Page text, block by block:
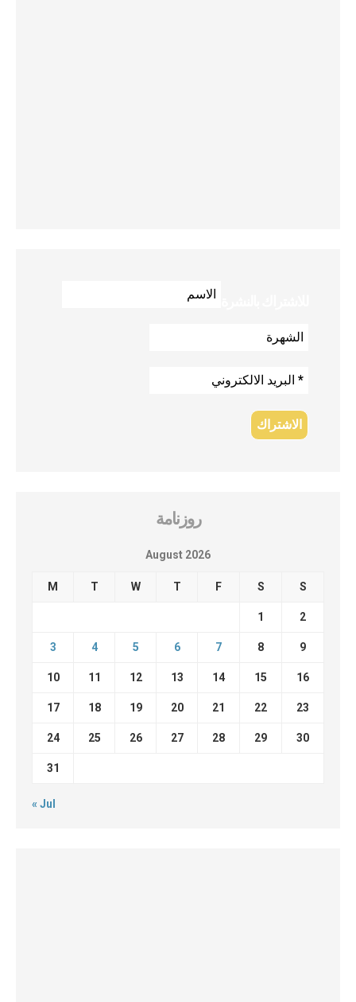
روزنامة
August 2026
M T W T F S S
1 2
3 4 5 6 7 8 9
10 11 12 13 14 15 16
17 18 19 20 21 22 23
24 25 26 27 28 29 30
31
« Jul